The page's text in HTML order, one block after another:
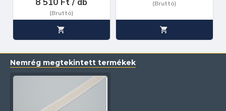
8 510 Ft / db
(Bruttó)
(Bruttó)
Nemrég megtekintett termékek